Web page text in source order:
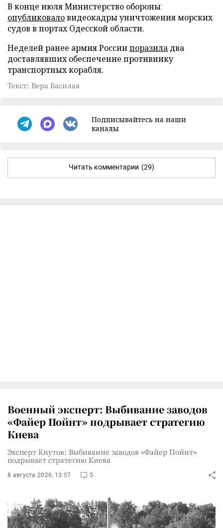
В конце июля Министерство обороны
опубликоваловидеокадры уничтожения морских
судов в портах Одесской области.
Неделей ранее армия Россиипоразила два
доставлявших обеспечение противнику
транспортных корабля.
Текст: Вера Басилая
Подписывайтесь на наши
каналы
Читать комментарии (29)
Военный эксперт: Выбивание заводов
«Файер Пойнт» подрывает стратегию
Киева
Эксперт Кнутов: Выбивание заводов «Файер Пойнт»
подрывает стратегию Киева
8 августа 2026, 13:57 5